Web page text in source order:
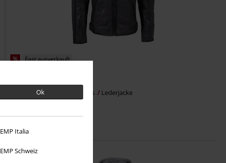
Ok
EMP Italia
EMP Schweiz
% Fast ausverkauft
MMHiran SlimFit Mauritius Lederjacke